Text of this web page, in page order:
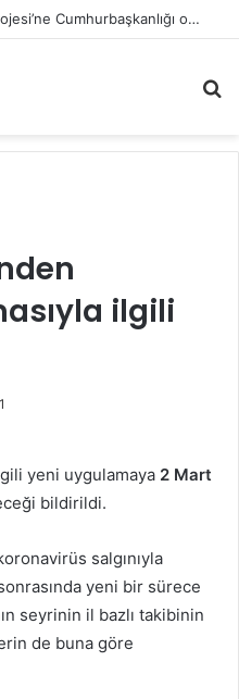
Erikli Atık Su Arıtma Tesisi Projesi’ne Cumhurbaşkanlığı onayı
...
ilgili
yeni uygulamaya 2 Mart
bildirildi.
salgınıyla
yeni bir sürece
seyrinin il bazlı takibinin
de buna göre